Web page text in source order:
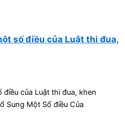
số điều của Luật thi đua,
của Luật thi đua, khen
Sung Một Số điều Của